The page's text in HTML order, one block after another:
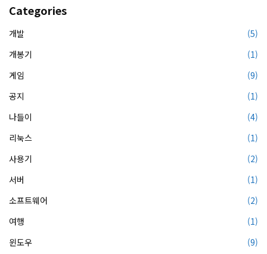
Categories
개발
(5)
개봉기
(1)
게임
(9)
공지
(1)
나들이
(4)
리눅스
(1)
사용기
(2)
서버
(1)
소프트웨어
(2)
여행
(1)
윈도우
(9)